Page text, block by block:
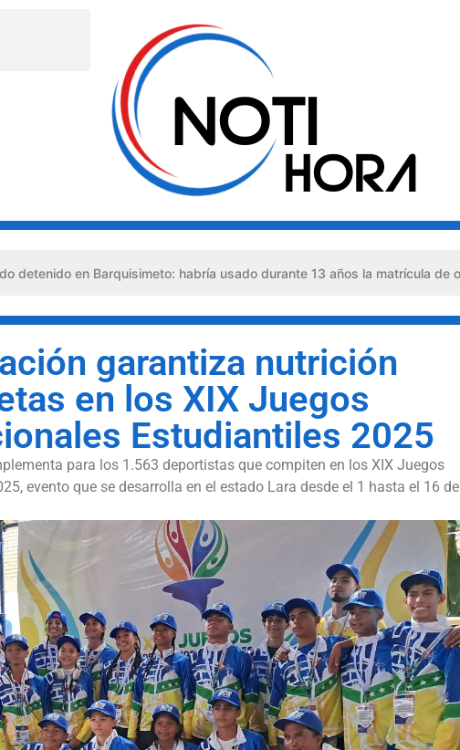
habría usado durante 13 años la matrícula de otro profesional
garantiza nutrición
en los XIX Juegos
Estudiantiles 2025
para los 1.563 deportistas que compiten en los XIX Juegos
evento que se desarrolla en el estado Lara desde el 1 hasta el 16 de